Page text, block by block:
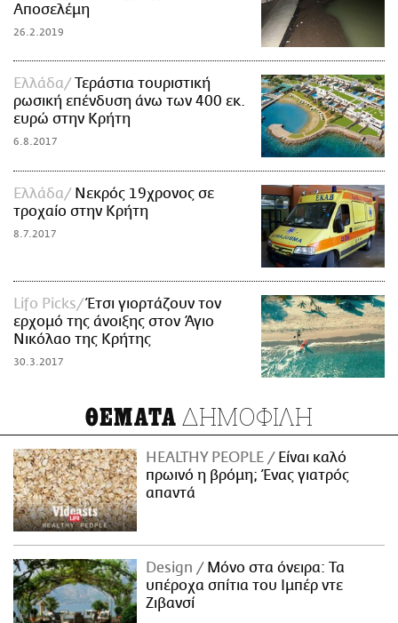
Αποσελέμη
26.2.2019
Ελλάδα
Τεράστια τουριστική
ρωσική επένδυση άνω των 400 εκ.
ευρώ στην Κρήτη
6.8.2017
Ελλάδα
Νεκρός 19χρονος σε
τροχαίο στην Κρήτη
8.7.2017
Lifo Picks
Έτσι γιορτάζουν τον
ερχομό της άνοιξης στον Άγιο
Νικόλαο της Κρήτης
30.3.2017
ΘΕΜΑΤΑ ΔΗΜΟΦΙΛΗ
HEALTHY PEOPLE
Είναι καλό
πρωινό η βρόμη; Ένας γιατρός
απαντά
Design
Μόνο στα όνειρα: Τα
υπέροχα σπίτια του Ιμπέρ ντε
Ζιβανσί